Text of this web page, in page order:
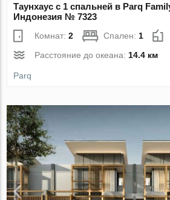
Таунхаус с 1 спальней в Parq
Индонезия № 7323
Комнат:2 Спален: 1
Расстояние до океана: 14.4 км
Parq